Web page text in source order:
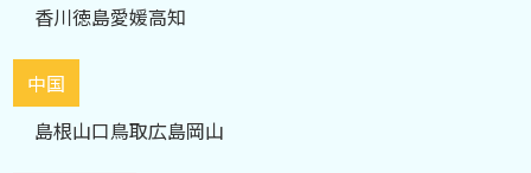
香川徳島愛媛高知
中国
島根山口鳥取広島岡山